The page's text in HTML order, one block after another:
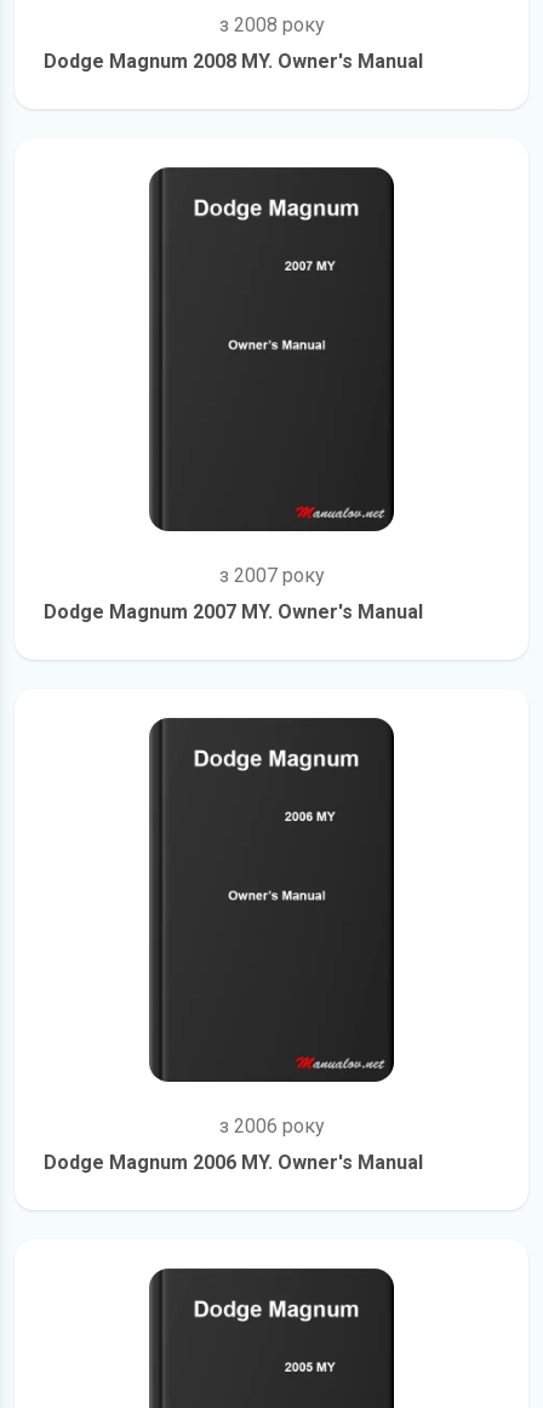
з 2008 року
Dodge Magnum 2008 MY. Owner's Manual
з 2007 року
Dodge Magnum 2007 MY. Owner's Manual
з 2006 року
Dodge Magnum 2006 MY. Owner's Manual